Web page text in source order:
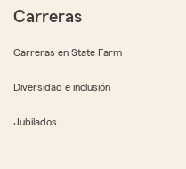
Carreras
Carreras en State Farm
Diversidad e inclusión
Jubilados